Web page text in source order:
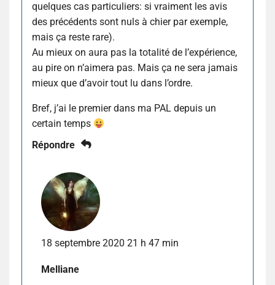
quelques cas particuliers: si vraiment les avis
des précédents sont nuls à chier par exemple,
mais ça reste rare).
Au mieux on aura pas la totalité de l’expérience,
au pire on n’aimera pas. Mais ça ne sera jamais
mieux que d’avoir tout lu dans l’ordre.
Bref, j’ai le premier dans ma PAL depuis un
certain temps
Répondre
18 septembre 2020 21 h 47 min
Melliane